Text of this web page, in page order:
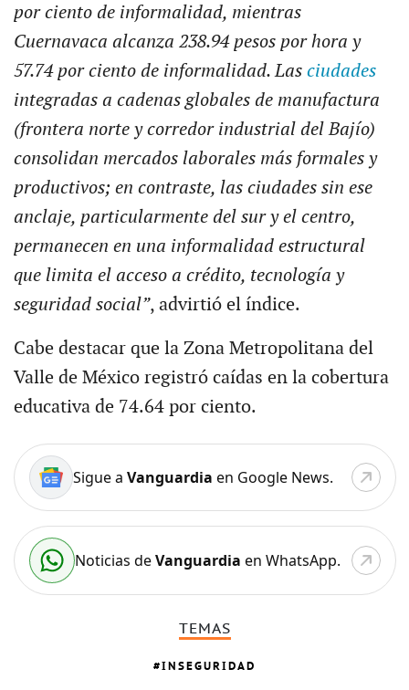
por ciento de informalidad, mientras
Cuernavaca alcanza 238.94 pesos por hora y
57.74 por ciento de informalidad. Las ciudades
integradas a cadenas globales de manufactura
(frontera norte y corredor industrial del Bajío)
consolidan mercados laborales más formales y
productivos; en contraste, las ciudades sin ese
anclaje, particularmente del sur y el centro,
permanecen en una informalidad estructural
que limita el acceso a crédito, tecnología y
seguridad social”, advirtió el índice.
Cabe destacar que la Zona Metropolitana del
Valle de México registró caídas en la cobertura
educativa de 74.64 por ciento.
Sigue a Vanguardia en Google News.
Noticias deVanguardia en WhatsApp.
TEMAS
INSEGURIDAD